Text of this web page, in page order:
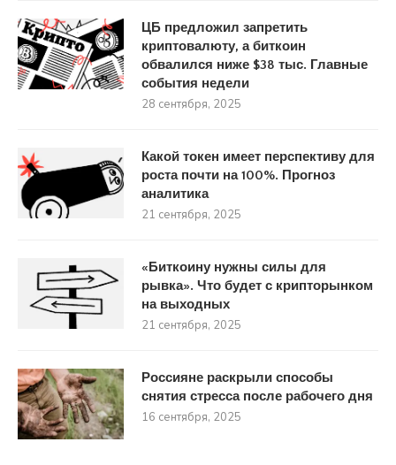
ЦБ предложил запретить
криптовалюту, а биткоин
обвалился ниже $38 тыс. Главные
события недели
28 сентября, 2025
Какой токен имеет перспективу для
роста почти на 100%. Прогноз
аналитика
21 сентября, 2025
«Биткоину нужны силы для
рывка». Что будет с крипторынком
на выходных
21 сентября, 2025
Россияне раскрыли способы
снятия стресса после рабочего дня
16 сентября, 2025